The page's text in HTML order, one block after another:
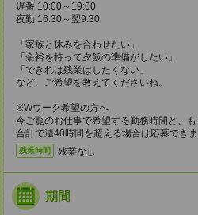
遅番 10:00～19:00
夜勤 16:30～翌9:30
「家族と休みを合わせたい」
「余裕を持って夕飯の準備がしたい」
「できれば残業はしたくない」
など、ご希望を教えてくださいね。
※Wワーク希望の方へ
今ご覧のお仕事で希望する勤務時間と、も
合計で週40時間を超える場合は応募できま
残業時間 残業なし
期間